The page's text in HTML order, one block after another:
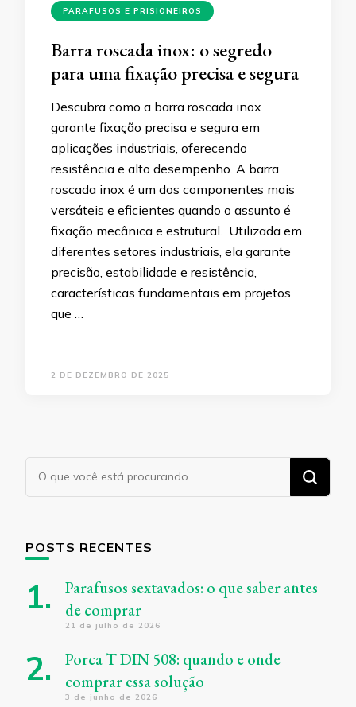
PARAFUSOS E PRISIONEIROS
Barra roscada inox: o segredo
para uma fixação precisa e segura
Descubra como a barra roscada inox
garante fixação precisa e segura em
aplicações industriais, oferecendo
resistência e alto desempenho. A barra
roscada inox é um dos componentes mais
versáteis e eficientes quando o assunto é
fixação mecânica e estrutural. Utilizada em
diferentes setores industriais, ela garante
precisão, estabilidade e resistência,
características fundamentais em projetos
que …
2 DE DEZEMBRO DE 2025
Procurando
algo?
POSTS RECENTES
Parafusos sextavados: o que saber antes
de comprar
21 de julho de 2026
Porca T DIN 508: quando e onde
comprar essa solução
3 de junho de 2026